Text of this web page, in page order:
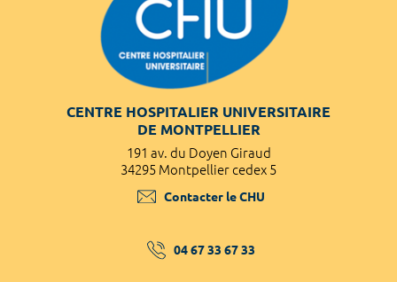
CENTRE HOSPITALIER UNIVERSITAIRE
DE MONTPELLIER
191 av. du Doyen Giraud
34295 Montpellier cedex 5
Contacter le CHU
04 67 33 67 33